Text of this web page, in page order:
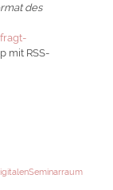
des
mit RSS-